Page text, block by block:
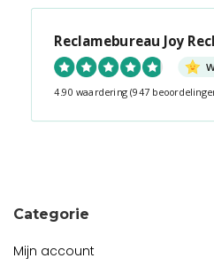
Reclamebureau Joy
4.90 waardering (947
Categorie
Mijn account